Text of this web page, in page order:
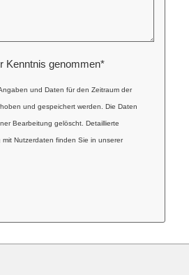
Kenntnis genommen*
und Daten für den Zeitraum der
und gespeichert werden. Die Daten
Bearbeitung gelöscht. Detaillierte
mit Nutzerdaten finden Sie in unserer